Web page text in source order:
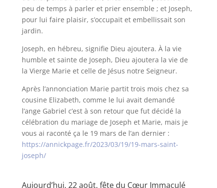
peu de temps à parler et prier ensemble ; et Joseph,
pour lui faire plaisir, s’occupait et embellissait son
jardin.
Joseph, en hébreu, signifie Dieu ajoutera. À la vie
humble et sainte de Joseph, Dieu ajoutera la vie de
la Vierge Marie et celle de Jésus notre Seigneur.
Après l’annonciation Marie partit trois mois chez sa
cousine Elizabeth, comme le lui avait demandé
l’ange Gabriel c’est à son retour que fut décidé la
célébration du mariage de Joseph et Marie, mais je
vous ai raconté ça le 19 mars de l’an dernier :
https://annickpage.fr/2023/03/19/19-mars-saint-
joseph/
Aujourd’hui, 22 août, fête du Cœur Immaculé